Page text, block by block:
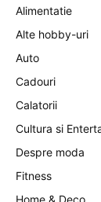
Alimentatie
Alte hobby-uri
Auto
Cadouri
Calatorii
Cultura si
Despre moda
Fitness